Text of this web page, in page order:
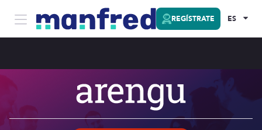
REGÍSTRATE ES